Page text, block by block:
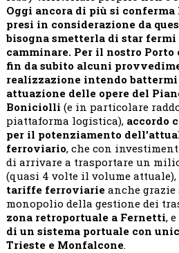
Oggi ancora di più si conferma
presi in considerazione da
bisogna smetterla di star fermi
camminare. Per il nostro
fin da subito alcuni
realizzazione intendo
attuazione delle opere del
Boniciolli (e in particolare
piattaforma logistica), accordo
per il potenziamento
ferroviario, che con
di arrivare a trasportare un
(quasi 4 volte il volume attuale),
tariffe ferroviarieanche grazie
monopolio della gestione dei
zona retroportuale a Fernetti,
di un sistema portuale con
Trieste e Monfalcone.